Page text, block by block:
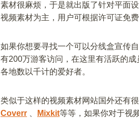
素材很麻烦，于是就出版了针对平面
视频素材为主，用户可根据许可证免费
如果你想要寻找一个可以分线盒宣传
有200万游客访问，在这里有活跃的
各地数以千计的爱好者。
类似于这样的视频素材网站国外还有
Coverr
Mixkit等等，如果你对于视